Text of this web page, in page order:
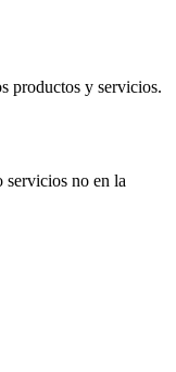
productos y servicios.
servicios no en la